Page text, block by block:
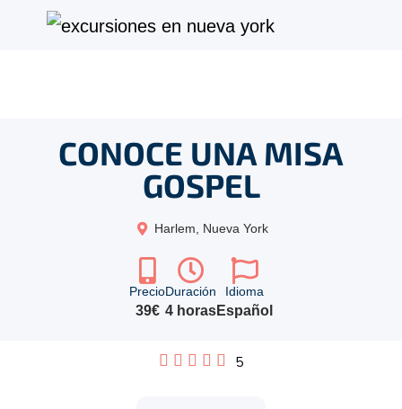
CONOCE UNA MISA
GOSPEL
Harlem, Nueva York
Precio
39€
Duración
4 horas
Idioma
Español
5